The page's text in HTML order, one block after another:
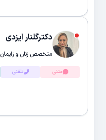
دکترگلنار ایزدی
متخصص زنان و زایمان
متنی تلفنی